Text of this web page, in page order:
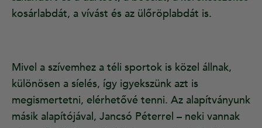
kosárlabdát, a vívást és az ülőröplabdát is.
Mivel a szívemhez a téli sportok is közel állnak,
különösen a síelés, így igyekszünk azt is
megismertetni, elérhetővé tenni. Az alapítványunk
másik alapítójával, Jancsó Péterrel – neki vannak